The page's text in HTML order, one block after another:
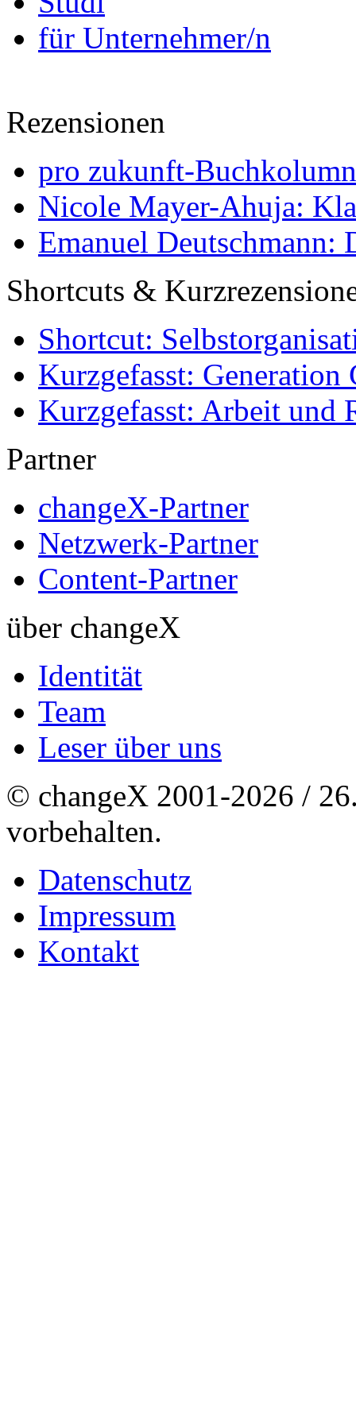
für Unternehmer/n
Rezensionen
pro zukunft-
Nicole Mayer-Ahuja:
Emanuel Deutschmann:
Shortcuts &
Shortcut:
Kurzgefasst: Generation
Kurzgefasst: Arbeit und
Partner
changeX-Partner
Netzwerk-Partner
Content-Partner
über changeX
Identität
Team
Leser über uns
© changeX 2001-2026 /
vorbehalten.
Datenschutz
Impressum
Kontakt